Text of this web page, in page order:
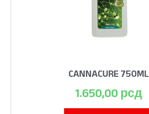
CANNACURE 750ML
1.650,00 рсд